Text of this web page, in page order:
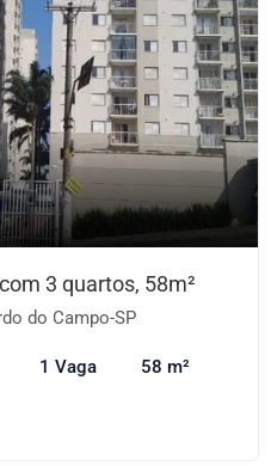
3 quartos, 58m²
do Campo-SP
1 Vaga 58 m²